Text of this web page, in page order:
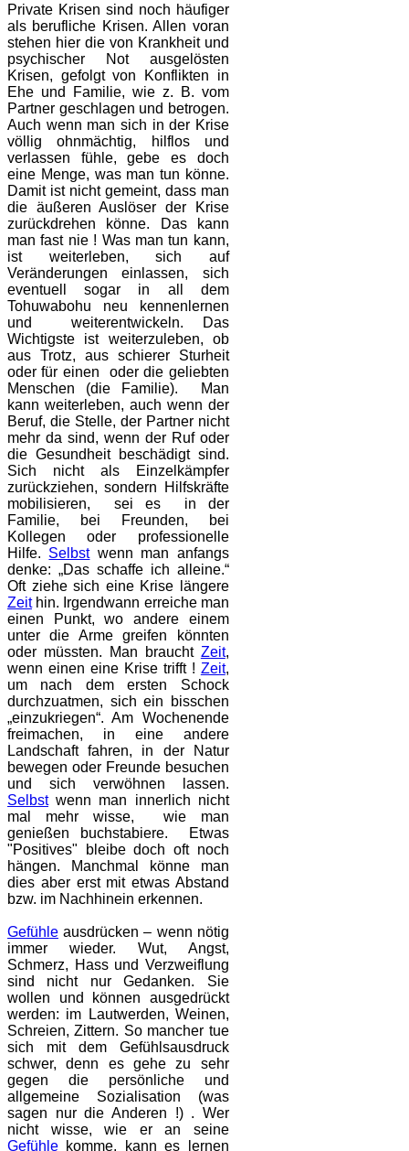
Private Krisen sind noch häufiger
als berufliche Krisen. Allen voran
stehen hier die von Krankheit und
psychischer Not ausgelösten
Krisen, gefolgt von Konflikten in
Ehe und Familie, wie z. B. vom
Partner geschlagen und betrogen.
Auch wenn man sich in der Krise
völlig ohnmächtig, hilflos und
verlassen fühle, gebe es doch
eine Menge, was man tun könne.
Damit ist nicht gemeint, dass man
die äußeren Auslöser der Krise
zurückdrehen könne. Das kann
man fast nie ! Was man tun kann,
ist weiterleben, sich auf
Veränderungen einlassen, sich
eventuell sogar in all dem
Tohuwabohu neu kennenlernen
und weiterentwickeln. Das
Wichtigste ist weiterzuleben, ob
aus Trotz, aus schierer Sturheit
oder für einen oder die geliebten
Menschen (die Familie). Man
kann weiterleben, auch wenn der
Beruf, die Stelle, der Partner nicht
mehr da sind, wenn der Ruf oder
die Gesundheit beschädigt sind.
Sich nicht als Einzelkämpfer
zurückziehen, sondern Hilfskräfte
mobilisieren, sei es in der
Familie, bei Freunden, bei
Kollegen oder professionelle
Hilfe. Selbstwenn man anfangs
denke: „Das schaffe ich alleine.“
Oft ziehe sich eine Krise längere
Zeithin. Irgendwann erreiche man
einen Punkt, wo andere einem
unter die Arme greifen könnten
oder müssten. Man braucht Zeit,
wenn einen eine Krise trifft ! Zeit,
um nach dem ersten Schock
durchzuatmen, sich ein bisschen
„einzukriegen“. Am Wochenende
freimachen, in eine andere
Landschaft fahren, in der Natur
bewegen oder Freunde besuchen
und sich verwöhnen lassen.
Selbstwenn man innerlich nicht
mal mehr wisse, wie man
genießen buchstabiere. Etwas
"Positives" bleibe doch oft noch
hängen. Manchmal könne man
dies aber erst mit etwas Abstand
bzw. im Nachhinein erkennen.
Gefühle ausdrücken – wenn nötig
immer wieder. Wut, Angst,
Schmerz, Hass und Verzweiflung
sind nicht nur Gedanken. Sie
wollen und können ausgedrückt
werden: im Lautwerden, Weinen,
Schreien, Zittern. So mancher tue
sich mit dem Gefühlsausdruck
schwer, denn es gehe zu sehr
gegen die persönliche und
allgemeine Sozialisation (was
sagen nur die Anderen !) . Wer
nicht wisse, wie er an seine
Gefühle komme, kann es lernen